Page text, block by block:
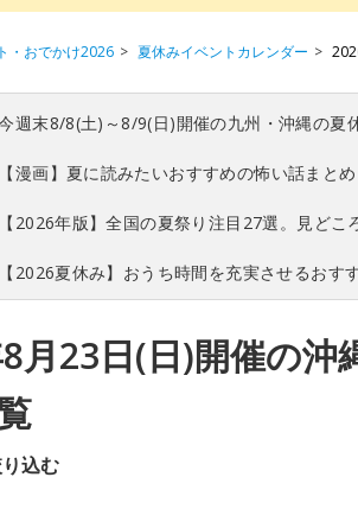
・おでかけ2026 夏休みイベントカレンダー
週末8/8(土)～8/9(日)開催の九州・沖縄の夏
【漫画】夏に読みたいおすすめの怖い話まとめ
【2026年版】全国の夏祭り注目27選。見どこ
【2026夏休み】おうち時間を充実させるおす
月23日(日)開催の沖
込む